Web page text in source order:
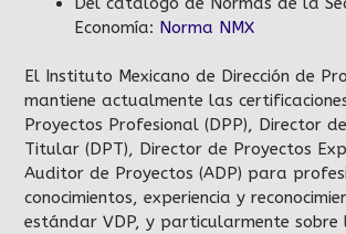
Economía: Norma NMX
El Instituto Mexicano de Dirección de
mantiene actualmente las
Proyectos Profesional (DPP), Director
Titular (DPT), Director de Proyectos
Auditor de Proyectos (ADP) para
conocimientos, experiencia y
estándar VDP, y particularmente sobre